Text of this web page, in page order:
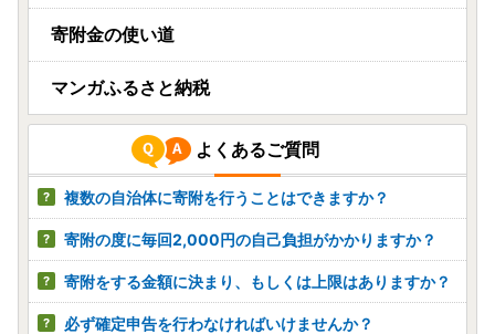
寄附金の使い道
マンガふるさと納税
よくあるご質問
複数の自治体に寄附を行うことはできますか？
寄附の度に毎回2,000円の自己負担がかかりますか？
寄附をする金額に決まり、もしくは上限はありますか？
必ず確定申告を行わなければいけませんか？